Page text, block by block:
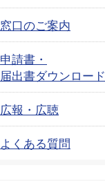
窓口のご案内
申請書・
届出書ダウンロード
広報・広聴
よくある質問